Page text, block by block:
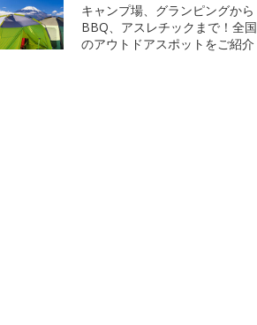
キャンプ場、グランピングから
BBQ、アスレチックまで！全国
のアウトドアスポットをご紹介